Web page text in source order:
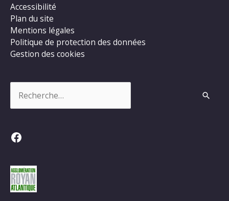
Accessibilité
Plan du site
Mentions légales
Politique de protection des données
Gestion des cookies
Facebook